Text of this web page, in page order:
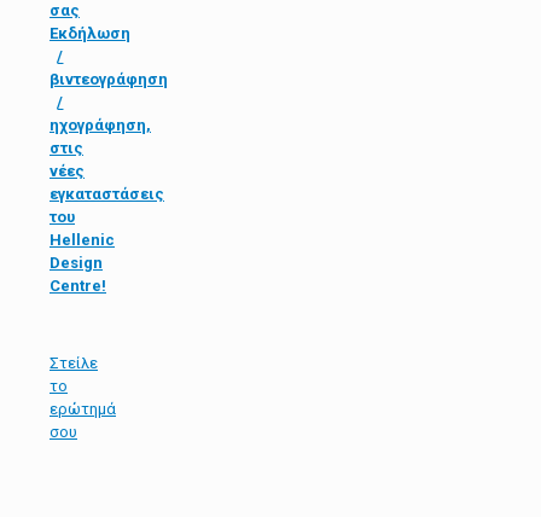
σας
Εκδήλωση
/
βιντεογράφηση
/
ηχογράφηση,
στις
νέες
εγκαταστάσεις
του
Hellenic
Design
Centre!
Στείλε
τo
ερώτημά
σου